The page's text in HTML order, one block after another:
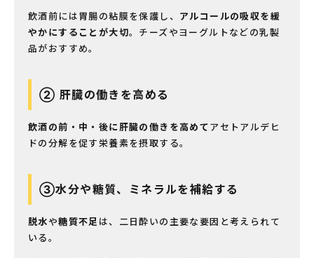
飲酒前には胃腸の粘膜を保護し、 アルコールの吸収を緩
やかにすることが大切。チーズやヨーグルトなどの乳製
品がおすすめ。
② 肝臓の働きを高める
飲酒の前・中・後に肝臓の働きを高めてアセトアルデヒ
ドの分解を促す栄養素を摂取する。
③水分や糖質、ミネラルを補給する
脱水や糖質不足 は、二日酔いの主要な要因と考えられて
いる。